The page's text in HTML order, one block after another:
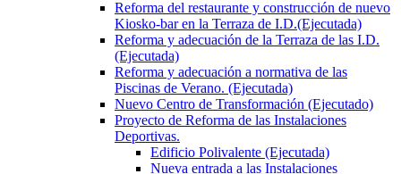
Reforma del restaurante y construcción de nuevo
Kiosko-bar en la Terraza de I.D.(Ejecutada)
Reforma y adecuación de la Terraza de las I.D.
(Ejecutada)
Reforma y adecuación a normativa de las
Piscinas de Verano. (Ejecutada)
Nuevo Centro de Transformación (Ejecutado)
Proyecto de Reforma de las Instalaciones
Deportivas.
Edificio Polivalente (Ejecutada)
Nueva entrada a las Instalaciones